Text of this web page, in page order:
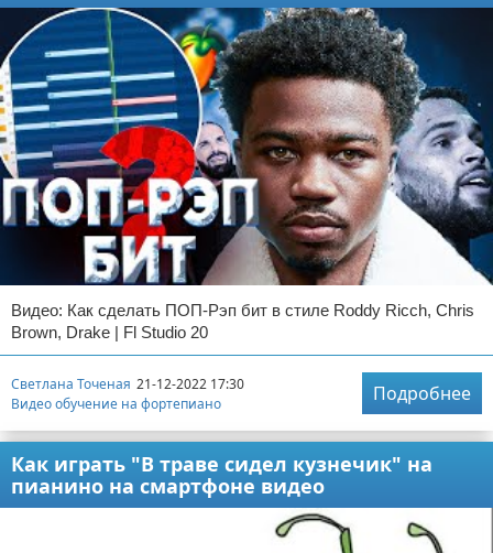
Видео: Как сделать ПОП-Рэп бит в стиле Roddy Ricch, Chris
Brown, Drake | Fl Studio 20
Светлана Точеная 21-12-2022 17:30
Видео обучение на фортепиано
Подробнее
Как играть "В траве сидел кузнечик" на
пианино на смартфоне видео